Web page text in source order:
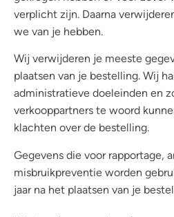
verplicht zijn. Daarna
we van je hebben.
Wij verwijderen je meeste
plaatsen van je bestelling. Wij
administratieve doeleinden en
verkooppartners te woord
klachten over de bestelling.
Gegevens die voor rapportage,
misbruikpreventie worden
jaar na het plaatsen van je